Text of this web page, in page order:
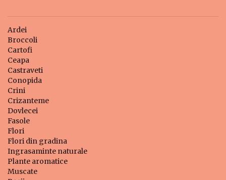
Ardei
Broccoli
Cartofi
Ceapa
Castraveti
Conopida
Crini
Crizanteme
Dovlecei
Fasole
Flori
Flori din gradina
Ingrasaminte naturale
Plante aromatice
Muscate